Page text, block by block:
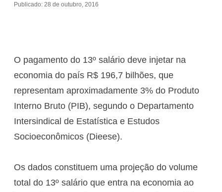
Publicado: 28 de outubro, 2016
O pagamento do 13º salário deve injetar na
economia do país R$ 196,7 bilhões, que
representam aproximadamente 3% do Produto
Interno Bruto (PIB), segundo o Departamento
Intersindical de Estatística e Estudos
Socioeconômicos (Dieese).
Os dados constituem uma projeção do volume
total do 13º salário que entra na economia ao